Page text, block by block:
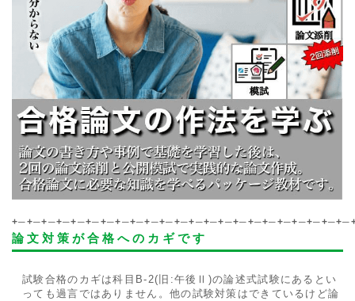
論文対策が合格へのカギです
試験合格のカギは科目B-2(旧:午後Ⅱ)の論述式試験にあるとい
っても過言ではありません。他の試験対策はできているけど論